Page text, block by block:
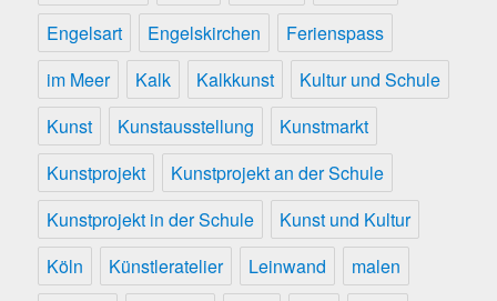
Engelsart
Engelskirchen
Ferienspass
im Meer
Kalk Kalkkunst
Kultur und Schule
Kunst
Kunstausstellung
Kunstmarkt
Kunstprojekt
Kunstprojekt an der Schule
Kunstprojekt in der Schule
Kunst und Kultur
Köln
Künstleratelier Leinwand
malen